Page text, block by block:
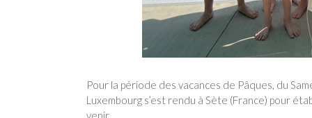
Pour la période des vacances de Pâques, du
Luxembourg s’est rendu à Sète (France) pour
venir.